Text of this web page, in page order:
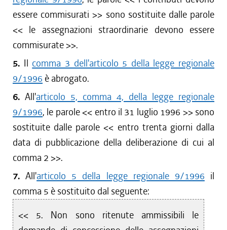
essere commisurati >> sono sostituite dalle parole
<< le assegnazioni straordinarie devono essere
commisurate >>.
5. Il comma 3 dell'articolo 5 della legge regionale
9/1996 è abrogato.
6. All'articolo 5, comma 4, della legge regionale
9/1996, le parole << entro il 31 luglio 1996 >> sono
sostituite dalle parole << entro trenta giorni dalla
data di pubblicazione della deliberazione di cui al
comma 2 >>.
7. All'articolo 5 della legge regionale 9/1996 il
comma 5 è sostituito dal seguente:
<< 5. Non sono ritenute ammissibili le